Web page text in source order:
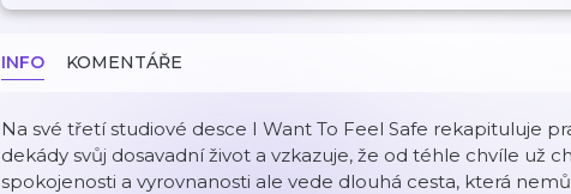
INFO KOMENTÁŘE
Na své třetí studiové desce I Want To Feel Safe rekapituluje
dekády svůj dosavadní život a vzkazuje, že od téhle chvíle už
spokojenosti a vyrovnanosti ale vede dlouhá cesta, která